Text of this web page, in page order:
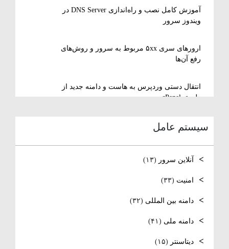
آموزش کامل نصب و راه‌اندازی DNS Server در
ویندوز سرور
ارورهای سری ۵xx مربوط به سرور و روش‌های
رفع آن‌ها
انتقال دستی وردپرس به هاست و دامنه جدید از
طریق cPanel
سیستم عامل
آنلاین سرور (۱۳)
امنیت(۳۳)
دامنه بین المللی(۳۲)
دامنه ملی(۴۱)
دیتاسنتر(۱۵)